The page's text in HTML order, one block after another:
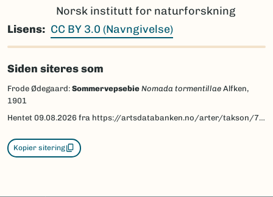
Norsk institutt for naturforskning
Lisens
CC BY 3.0 (Navngivelse)
Siden siteres som
Frode Ødegaard: Sommervepsebie Nomada tormentillae Alfken,
1901
Hentet 09.08.2026 fra https://artsdatabanken.no/arter/takson/77936/beskrivelse
Kopier sitering